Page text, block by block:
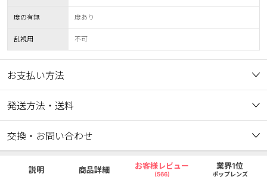
度の有無 度あり
乱視用 不可
お支払い方法
発送方法・送料
交換・お問い合わせ
説明 商品詳細 お客様レビュー
(566)
業界1位
ポップレンズ